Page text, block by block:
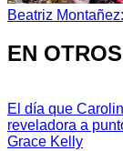
Beatriz
EN
El día que
reveladora a
Grace Kelly